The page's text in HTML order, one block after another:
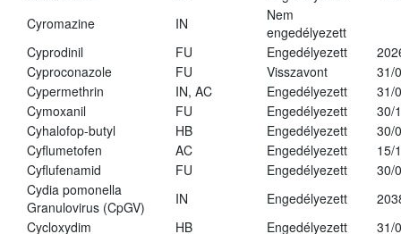
Cyromazine
IN
Nem
engedélyezett
Cyprodinil
FU Engedélyezett
Cyproconazole
FU Visszavont
31/
Cypermethrin
IN, AC Engedélyezett
31/
Cymoxanil
FU Engedélyezett
30/
Cyhalofop-butyl
HB Engedélyezett
30/
Cyflumetofen
AC Engedélyezett
15/
Cyflufenamid
FU Engedélyezett
30/
Cydia pomonella
Granulovirus (CpGV)
IN Engedélyezett
Cycloxydim
HB Engedélyezett
31/